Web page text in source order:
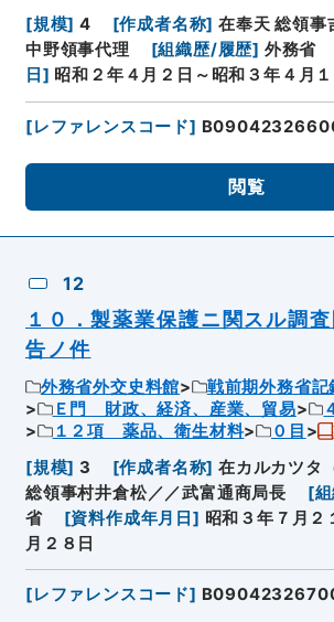
[規模] 4 [作成者名称] 在奉天 総領事
中野領事代理
[組織歴/履歴] 外務省
日 ] 昭和２年４月２日～昭和３年４月１
[レファレンスコード]
閲覧
12
１０．製薬業保護ニ関スル調
告ノ件
外務省外交史料館
戦前期外務省記
Ｅ門 財政、経済、産業、貿易
１２項 薬品、衛生材料
０目
[規模] 3 [作成者名称] 在カルカツタ
総領事村井倉松／／武富通商局長
[
省
[資料作成年月日 ] 昭和３年７月２
月２８日
[レファレンスコード]